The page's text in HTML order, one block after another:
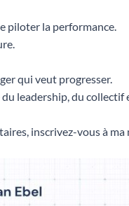
piloter la performance.
qui veut progresser.
leadership, du collectif
inscrivez-vous à